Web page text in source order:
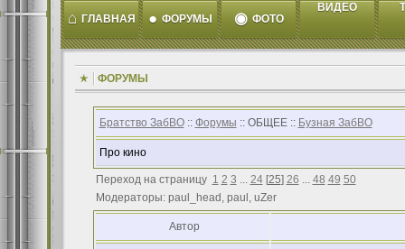
⌂ ГЛАВНАЯ ● ФОРУМЫ ◉ ФОТО
ВИДЕО
ФОРУМЫ
Братство ЗабВО:: Форумы :: ОБЩЕЕ :: Бузная ЗабВО
Про кино
Переход на страницу 1 2 3 ... 24[25] 26 ... 48 49 50
Модераторы: paul_head, paul, uZer
Автор